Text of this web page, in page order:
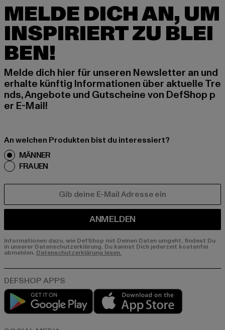
MELDE DICH AN, UM
INSPIRIERT ZU BLEI
BEN!
Melde dich hier für unseren Newsletter an und
erhalte künftig Informationen über aktuelle Tre
nds, Angebote und Gutscheine von DefShop p
er E-Mail!
An welchen Produkten bist du interessiert?
MÄNNER
FRAUEN
ANMELDEN
Informationen dazu, wie DefShop mit Deinen Daten umgeht, findest Du
in unserer Datenschutzerklärung. Du kannst Dich jederzeit kostenfei
abmelden. Datenschutzerklärung lesen.
Play market